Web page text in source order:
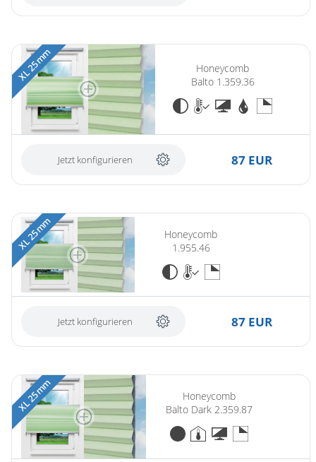
XL 25 mm
Honeycomb
Balto 1.359.36
Jetzt konfigurieren 87 EUR
XL 25 mm
Honeycomb
1.955.46
Jetzt konfigurieren 87 EUR
XL 25 mm
Honeycomb
Balto Dark 2.359.87